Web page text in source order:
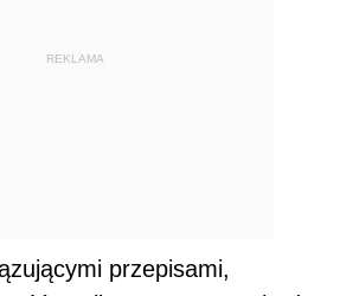
REKLAMA
przepisami,